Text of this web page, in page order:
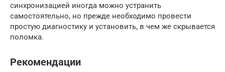
синхронизацией иногда можно устранить
самостоятельно, но прежде необходимо провести
простую диагностику и установить, в чем же скрывается
поломка.
Рекомендации